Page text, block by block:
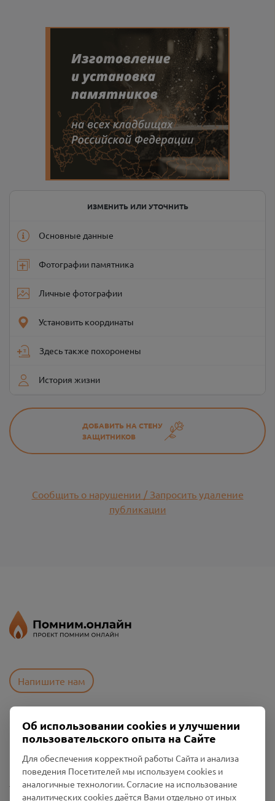
ИЗМЕНИТЬ ИЛИ УТОЧНИТЬ
Основные данные
Фотографии памятника
Личные фотографии
Установить координаты
Здесь также похоронены
История жизни
ДОБАВИТЬ НА СТЕНУ
ЗАЩИТНИКОВ
Сообщить о нарушении / Запросить удаление
публикации
Напишите нам
Пользовательское соглашение
Политика конфиденциальности
Промо-материалы
Настройки cookies
Об использовании cookies и улучшении
пользовательского опыта на Сайте
Для обеспечения корректной работы Сайта и анализа
поведения Посетителей мы используем cookies и
аналогичные технологии. Согласие на использование
аналитических cookies даётся Вами отдельно от иных